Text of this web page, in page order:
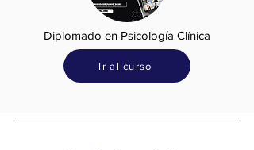
Diplomado en Psicología Clínica
Ir al curso